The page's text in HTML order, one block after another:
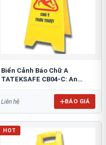
Biển Cảnh Báo Chữ A
TATEKSAFE CB04-C: An
Liên hệ BÁO GIÁ
HOT